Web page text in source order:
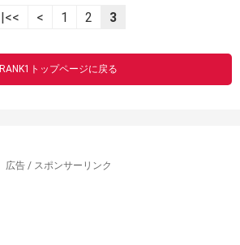
|<< < 1 2 3
RANK1トップページに戻る
広告 / スポンサーリンク